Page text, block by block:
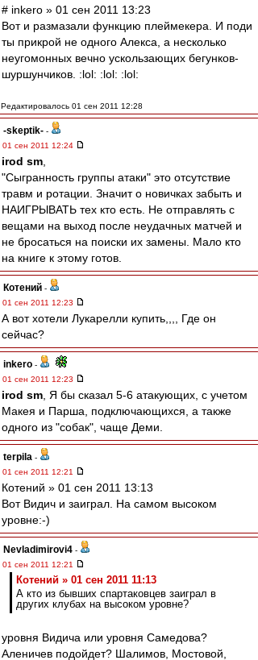
# inkero » 01 сен 2011 13:23
Вот и размазали функцию плеймекера. И поди
ты прикрой не одного Алекса, а несколько
неугомонных вечно ускользающих бегунков-
шуршунчиков. :lol: :lol: :lol:
Редактировалось 01 сен 2011 12:28
-skeptik- -
01 сен 2011 12:24
irod sm
"Сыгранность группы атаки" это отсутствие
травм и ротации. Значит о новичках забыть и
НАИГРЫВАТЬ тех кто есть. Не отправлять с
вещами на выход после неудачных матчей и
не бросаться на поиски их замены. Мало кто
на книге к этому готов.
Котений -
01 сен 2011 12:23
А вот хотели Лукарелли купить,,,, Где он
сейчас?
inkero -
01 сен 2011 12:23
irod sm , Я бы сказал 5-6 атакующих, с учетом
Макея и Парша, подключающихся, а также
одного из "собак", чаще Деми.
terpila -
01 сен 2011 12:21
Котений » 01 сен 2011 13:13
Вот Видич и заиграл. На самом высоком
уровне:-)
Nevladimirovi4 -
01 сен 2011 12:21
Котений » 01 сен 2011 11:13
А кто из бывших спартаковцев заиграл в
других клубах на высоком уровне?
уровня Видича или уровня Самедова?
Аленичев подойдет? Шалимов, Мостовой,